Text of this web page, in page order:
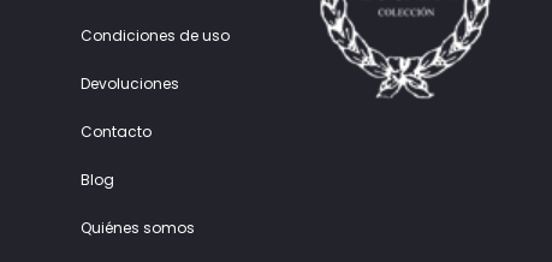
Condiciones de uso
Devoluciones
Contacto
Blog
Quiénes somos